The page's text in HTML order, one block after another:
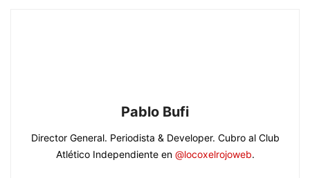
Pablo Bufi
Director General. Periodista & Developer. Cubro al Club
Atlético Independiente en @locoxelrojoweb.